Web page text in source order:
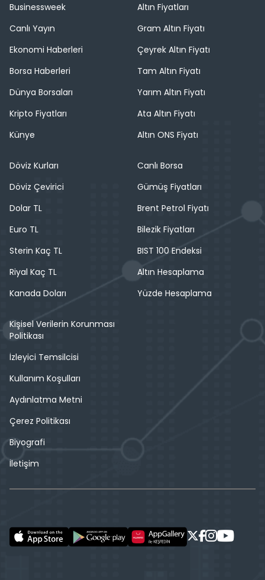
Businessweek
Canlı Yayın
Ekonomi Haberleri
Borsa Haberleri
Dünya Borsaları
Kripto Fiyatları
Künye
Altın Fiyatları
Gram Altın Fiyatı
Çeyrek Altın Fiyatı
Tam Altın Fiyatı
Yarım Altın Fiyatı
Ata Altın Fiyatı
Altın ONS Fiyatı
Döviz Kurları
Döviz Çevirici
Dolar TL
Euro TL
Sterin Kaç TL
Riyal Kaç TL
Kanada Doları
Canlı Borsa
Gümüş Fiyatları
Brent Petrol Fiyatı
Bilezik Fiyatları
BIST 100 Endeksi
Altın Hesaplama
Yüzde Hesaplama
Kişisel Verilerin Korunması
Politikası
İzleyici Temsilcisi
Kullanım Koşulları
Aydınlatma Metni
Çerez Politikası
Biyografi
İletişim